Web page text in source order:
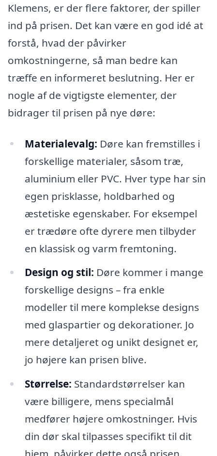
Klemens, er der flere faktorer, der spiller
ind på prisen. Det kan være en god idé at
forstå, hvad der påvirker
omkostningerne, så man bedre kan
træffe en informeret beslutning. Her er
nogle af de vigtigste elementer, der
bidrager til prisen på nye døre:
Materialevalg: Døre kan fremstilles i
forskellige materialer, såsom træ,
aluminium eller PVC. Hver type har sin
egen prisklasse, holdbarhed og
æstetiske egenskaber. For eksempel
er trædøre ofte dyrere men tilbyder
en klassisk og varm fremtoning.
Design og stil: Døre kommer i mange
forskellige designs – fra enkle
modeller til mere komplekse designs
med glaspartier og dekorationer. Jo
mere detaljeret og unikt designet er,
jo højere kan prisen blive.
Størrelse: Standardstørrelser kan
være billigere, mens specialmål
medfører højere omkostninger. Hvis
din dør skal tilpasses specifikt til dit